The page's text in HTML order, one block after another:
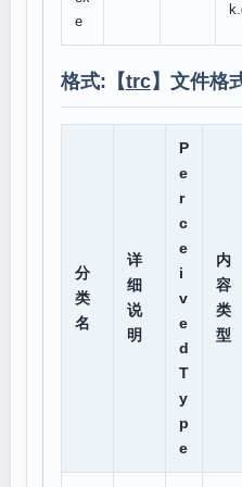
e
格式:【trc】文件格
分
类
名
详
细
说
明
P
e
r
c
e
i
v
e
d
T
y
p
e
内
容
类
型